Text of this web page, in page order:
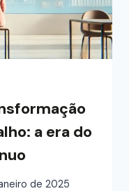
a era do
de 2025